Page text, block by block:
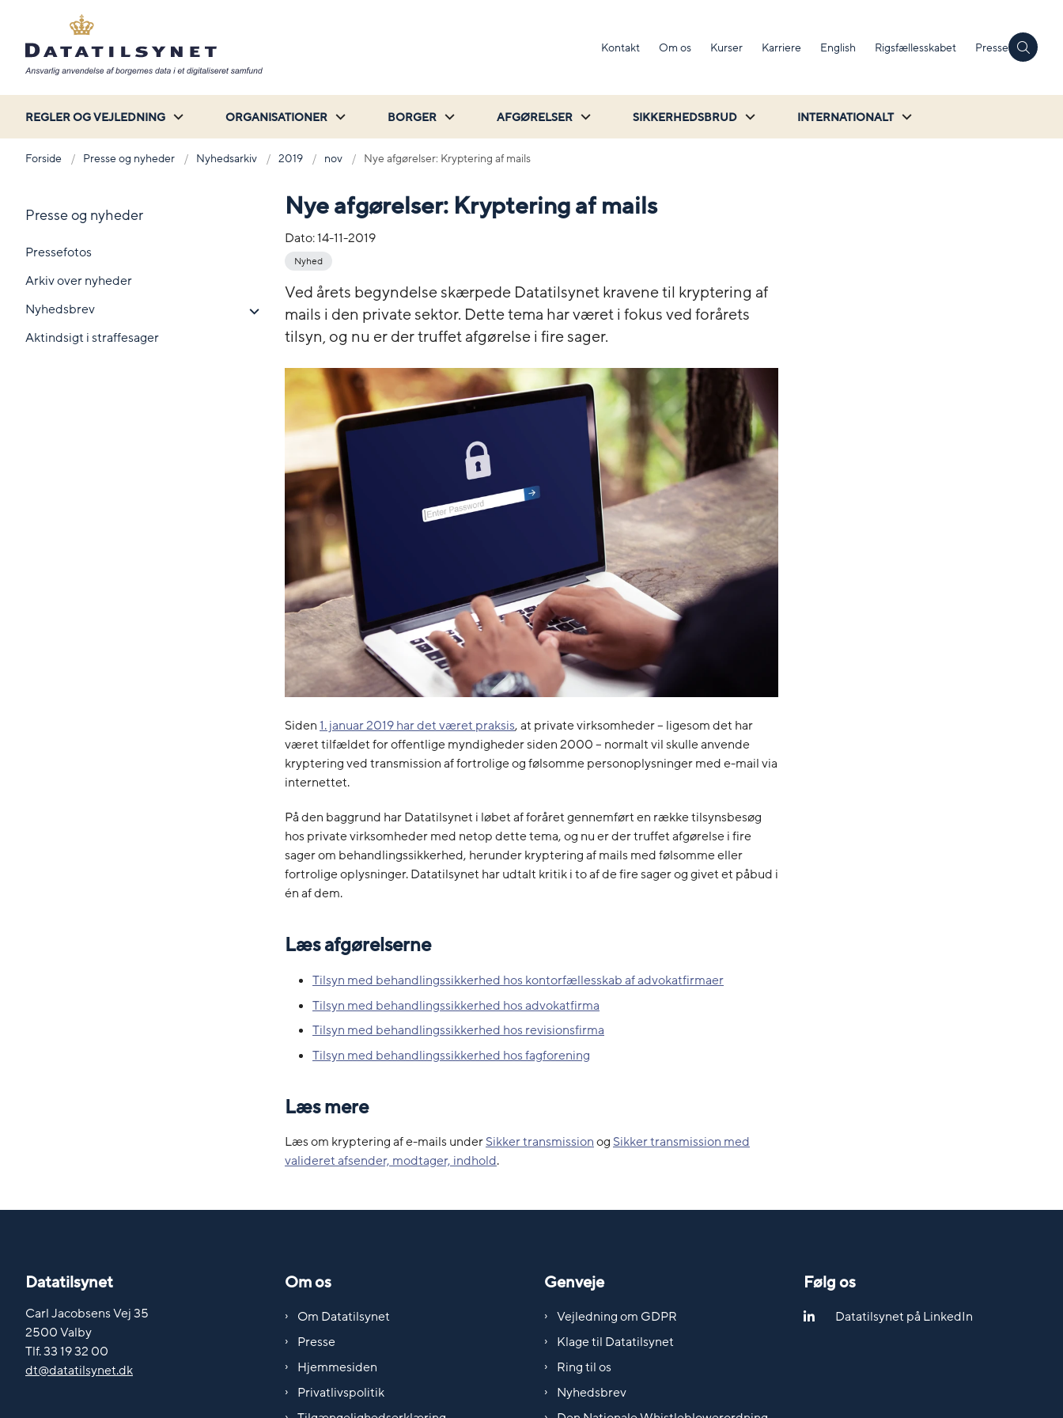
Kontakt Om os Kurser Karriere English Rigsfællesskabet Presse
REGLER OG VEJLEDNING ORGANISATIONER BORGER AFGØRELSER SIKKERHEDSBRUD INTERNATIONALT
Forside Presse og nyheder Nyhedsarkiv 2019 nov Nye afgørelser: Kryptering af mails
Presse og nyheder
Pressefotos
Arkiv over nyheder
Nyhedsbrev
Aktindsigt i straffesager
Nye afgørelser: Kryptering af mails
Dato:14-11-2019
Nyhed
Ved årets begyndelse skærpede Datatilsynet kravene til kryptering af
mails i den private sektor. Dette tema har været i fokus ved forårets
tilsyn, og nu er der truffet afgørelse i fire sager.
Siden1. januar 2019 har det været praksis, at private virksomheder– ligesom det har
været tilfældet for offentlige myndigheder siden 2000 – normaltvil skulleanvende
kryptering ved transmission af fortrolige og følsomme personoplysninger med e-mail via
internettet.
På den baggrund har Datatilsynet i løbet af foråret gennemført en række tilsynsbesøg
hos private virksomhedermed netop dette tema, og nu er der truffet afgørelse i fire
sager om behandlingssikkerhed, herunder kryptering af mails med følsomme eller
fortrolige oplysninger. Datatilsynet har udtalt kritik i to af de fire sager og givet et påbud i
én af dem.
Læs afgørelserne
Tilsyn med behandlingssikkerhed hos kontorfællesskab af advokatfirmaer
Tilsyn med behandlingssikkerhed hos advokatfirma
Tilsyn med behandlingssikkerhed hos revisionsfirma
Tilsyn med behandlingssikkerhed hos fagforening
Læs mere
Læs om kryptering af e-mails underSikker transmissionog Sikker transmission med
valideret afsender, modtager, indhold.
Datatilsynet
Carl Jacobsens Vej 35
2500 Valby
Tlf. 33 19 32 00
dt@datatilsynet.dk
Om os
Om Datatilsynet
Presse
Hjemmesiden
Privatlivspolitik
Genveje
Vejledning om GDPR
Klage til Datatilsynet
Ring til os
Nyhedsbrev
Følg os
Datatilsynet på LinkedIn